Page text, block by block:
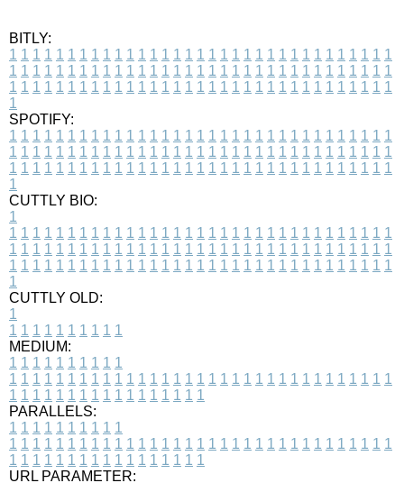
BITLY:
1 1 1 1 1 1 1 1 1 1 1 1 1 1 1 1 1 1 1 1 1 1 1 1 1 1 1 1 1 1 1 1 1
1 1 1 1 1 1 1 1 1 1 1 1 1 1 1 1 1 1 1 1 1 1 1 1 1 1 1 1 1 1 1 1 1
1 1 1 1 1 1 1 1 1 1 1 1 1 1 1 1 1 1 1 1 1 1 1 1 1 1 1 1 1 1 1 1 1
1
SPOTIFY:
1 1 1 1 1 1 1 1 1 1 1 1 1 1 1 1 1 1 1 1 1 1 1 1 1 1 1 1 1 1 1 1 1
1 1 1 1 1 1 1 1 1 1 1 1 1 1 1 1 1 1 1 1 1 1 1 1 1 1 1 1 1 1 1 1 1
1 1 1 1 1 1 1 1 1 1 1 1 1 1 1 1 1 1 1 1 1 1 1 1 1 1 1 1 1 1 1 1 1
1
CUTTLY BIO:
1
1 1 1 1 1 1 1 1 1 1 1 1 1 1 1 1 1 1 1 1 1 1 1 1 1 1 1 1 1 1 1 1 1
1 1 1 1 1 1 1 1 1 1 1 1 1 1 1 1 1 1 1 1 1 1 1 1 1 1 1 1 1 1 1 1 1
1 1 1 1 1 1 1 1 1 1 1 1 1 1 1 1 1 1 1 1 1 1 1 1 1 1 1 1 1 1 1 1 1
1
CUTTLY OLD:
1
1 1 1 1 1 1 1 1 1 1
MEDIUM:
1 1 1 1 1 1 1 1 1 1
1 1 1 1 1 1 1 1 1 1 1 1 1 1 1 1 1 1 1 1 1 1 1 1 1 1 1 1 1 1 1 1 1
1 1 1 1 1 1 1 1 1 1 1 1 1 1 1 1 1
PARALLELS:
1 1 1 1 1 1 1 1 1 1
1 1 1 1 1 1 1 1 1 1 1 1 1 1 1 1 1 1 1 1 1 1 1 1 1 1 1 1 1 1 1 1 1
1 1 1 1 1 1 1 1 1 1 1 1 1 1 1 1 1
URL PARAMETER: